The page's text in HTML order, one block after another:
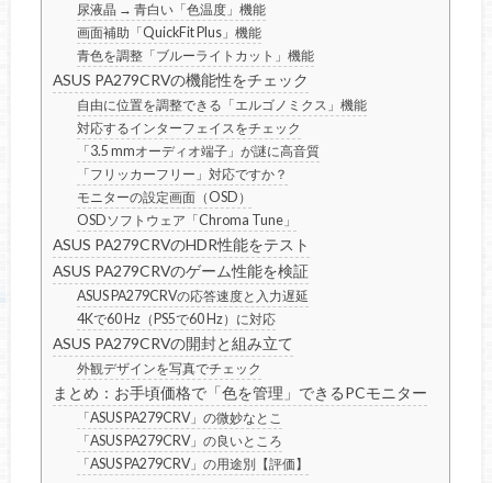
尿液晶 → 青白い「色温度」機能
画面補助「QuickFit Plus」機能
青色を調整「ブルーライトカット」機能
ASUS PA279CRVの機能性をチェック
自由に位置を調整できる「エルゴノミクス」機能
対応するインターフェイスをチェック
「3.5 mmオーディオ端子」が謎に高音質
「フリッカーフリー」対応ですか？
モニターの設定画面（OSD）
OSDソフトウェア「Chroma Tune」
ASUS PA279CRVのHDR性能をテスト
ASUS PA279CRVのゲーム性能を検証
ASUS PA279CRVの応答速度と入力遅延
4Kで60 Hz（PS5で60 Hz）に対応
ASUS PA279CRVの開封と組み立て
外観デザインを写真でチェック
まとめ：お手頃価格で「色を管理」できるPCモニター
「ASUS PA279CRV」の微妙なとこ
「ASUS PA279CRV」の良いところ
「ASUS PA279CRV」の用途別【評価】